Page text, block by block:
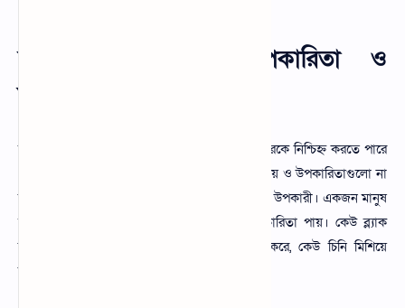
দুধ কফি খাওয়ার উপকারিতা ও
দুধ কফি খাওয়ার উপকারিতা ও অপকারিতা আমাদেরকে নিশ্চিহ্ন করতে পারে
যে কি ধরনের উপকার দেয়। আপনার যদি সঠিক উপায় ও উপকারিতাগুলো না
জানেন তাহলে নিচের দেওয়া তথ্যগুলো আপনার জন্য উপকারী। একজন মানুষ
সাধারণত কফি খাওয়ার মাধ্যমে নানা ধরনের উপকারিতা পায়। কেউ ব্ল্যাক
কফি পান করে কেউ বা দুধ মিশিয়ে কফি পান করে, কেউ চিনি মিশিয়ে